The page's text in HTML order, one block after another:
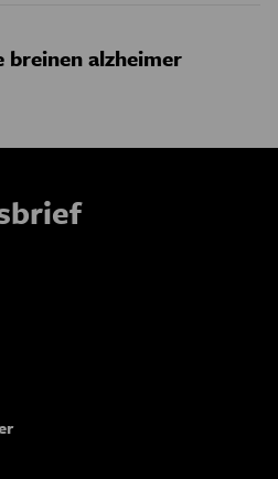
breinen alzheimer